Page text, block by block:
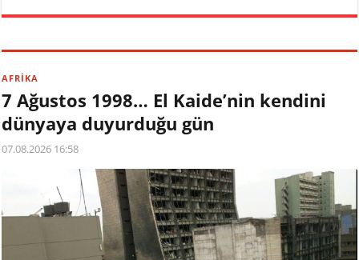
AFRİKA
7 Ağustos 1998… El Kaide’nin kendini
dünyaya duyurduğu gün
07.08.2026 16:58